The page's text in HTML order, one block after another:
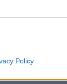
Policy
που